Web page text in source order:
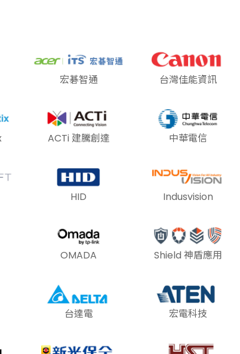
宏碁智通 台灣佳能資訊
ACTi 建騰創達 中華電信
HID Indusvision
OMADA Shield 神盾應用
台達電 宏電科技